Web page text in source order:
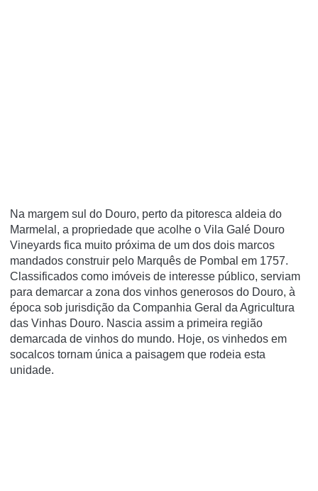
Na margem sul do Douro, perto da pitoresca aldeia do
Marmelal, a propriedade que acolhe o Vila Galé Douro
Vineyards fica muito próxima de um dos dois marcos
mandados construir pelo Marquês de Pombal em 1757.
Classificados como imóveis de interesse público, serviam
para demarcar a zona dos vinhos generosos do Douro, à
época sob jurisdição da Companhia Geral da Agricultura
das Vinhas Douro. Nascia assim a primeira região
demarcada de vinhos do mundo. Hoje, os vinhedos em
socalcos tornam única a paisagem que rodeia esta
unidade.